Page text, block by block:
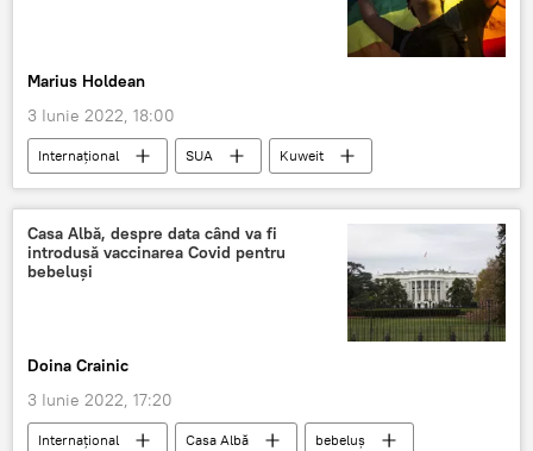
Marius Holdean
3 Iunie 2022, 18:00
Internaţional SUA
Kuweit
LGBT
Casa Albă, despre data când va fi
introdusă vaccinarea Covid pentru
bebeluși
Doina Crainic
3 Iunie 2022, 17:20
Internaţional Casa Albă
bebeluș